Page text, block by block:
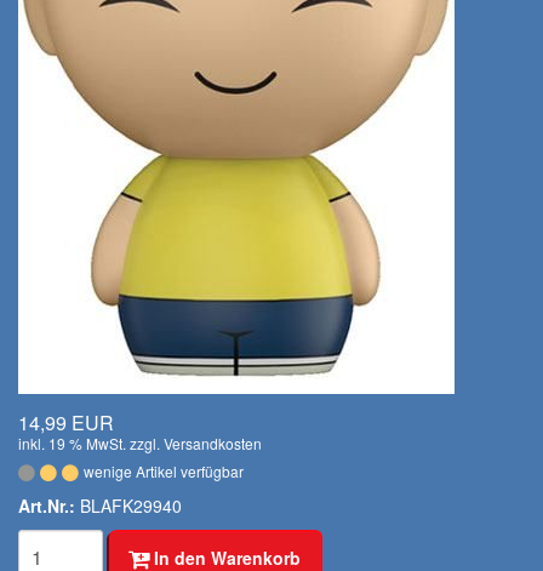
14,99 EUR
inkl. 19 % MwSt. zzgl. Versandkosten
wenige Artikel verfügbar
Art.Nr.: BLAFK29940
In den Warenkorb